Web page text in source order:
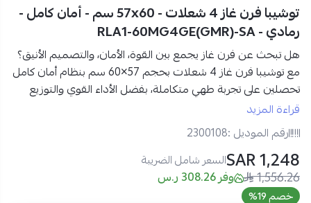
توشيبا فرن غاز 4 شعلات - 57x60 سم - أمان كامل -
رمادي - RLA1-60MG4GE(GMR)-SA
هل تبحث عن فرن غاز يجمع بين القوة، الأمان، والتصميم الأنيق؟
معتوشيبا فرن غاز 4 شعلات بحجم 57×60 سم بنظام أمان كامل
تحصلين على تجربة طهي متكاملة، بفضل الأداء القوي والتوزيع
الحراري المثالي الذي يساعدك على تحضير أشهى الأطباق بكل
سهولة وثقة.
مواصفات توشيبا فرن غاز 4 شعلات في السعودية:
العلامة التجارية:توشيبا
رقم الموديل:
قراءة المزيد
رقم الموديل :2300108
1,248 SAR السعر شامل الضريبة
1,556.26 وفر 308.26 ر.س
خصم 19%